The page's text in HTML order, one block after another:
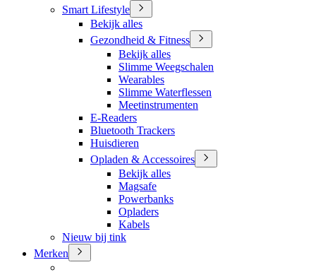
Smart Lifestyle
Bekijk alles
Gezondheid & Fitness
Bekijk alles
Slimme Weegschalen
Wearables
Slimme Waterflessen
Meetinstrumenten
E-Readers
Bluetooth Trackers
Huisdieren
Opladen & Accessoires
Bekijk alles
Magsafe
Powerbanks
Opladers
Kabels
Nieuw bij tink
Merken